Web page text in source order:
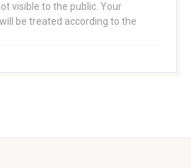
visible to the public. Your
be treated according to the